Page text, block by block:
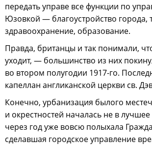
передать управе все функции по
Юзовкой — благоустройство города,
здравоохранение, образование.
Правда, британцы и так понимали,
уходит, — большинство из них
во втором полугодии 1917-го.
капеллан англиканской церкви св.
Конечно, урбанизация былого
и окрестностей началась не в
через год уже вовсю полыхала
сделавшая городское управление